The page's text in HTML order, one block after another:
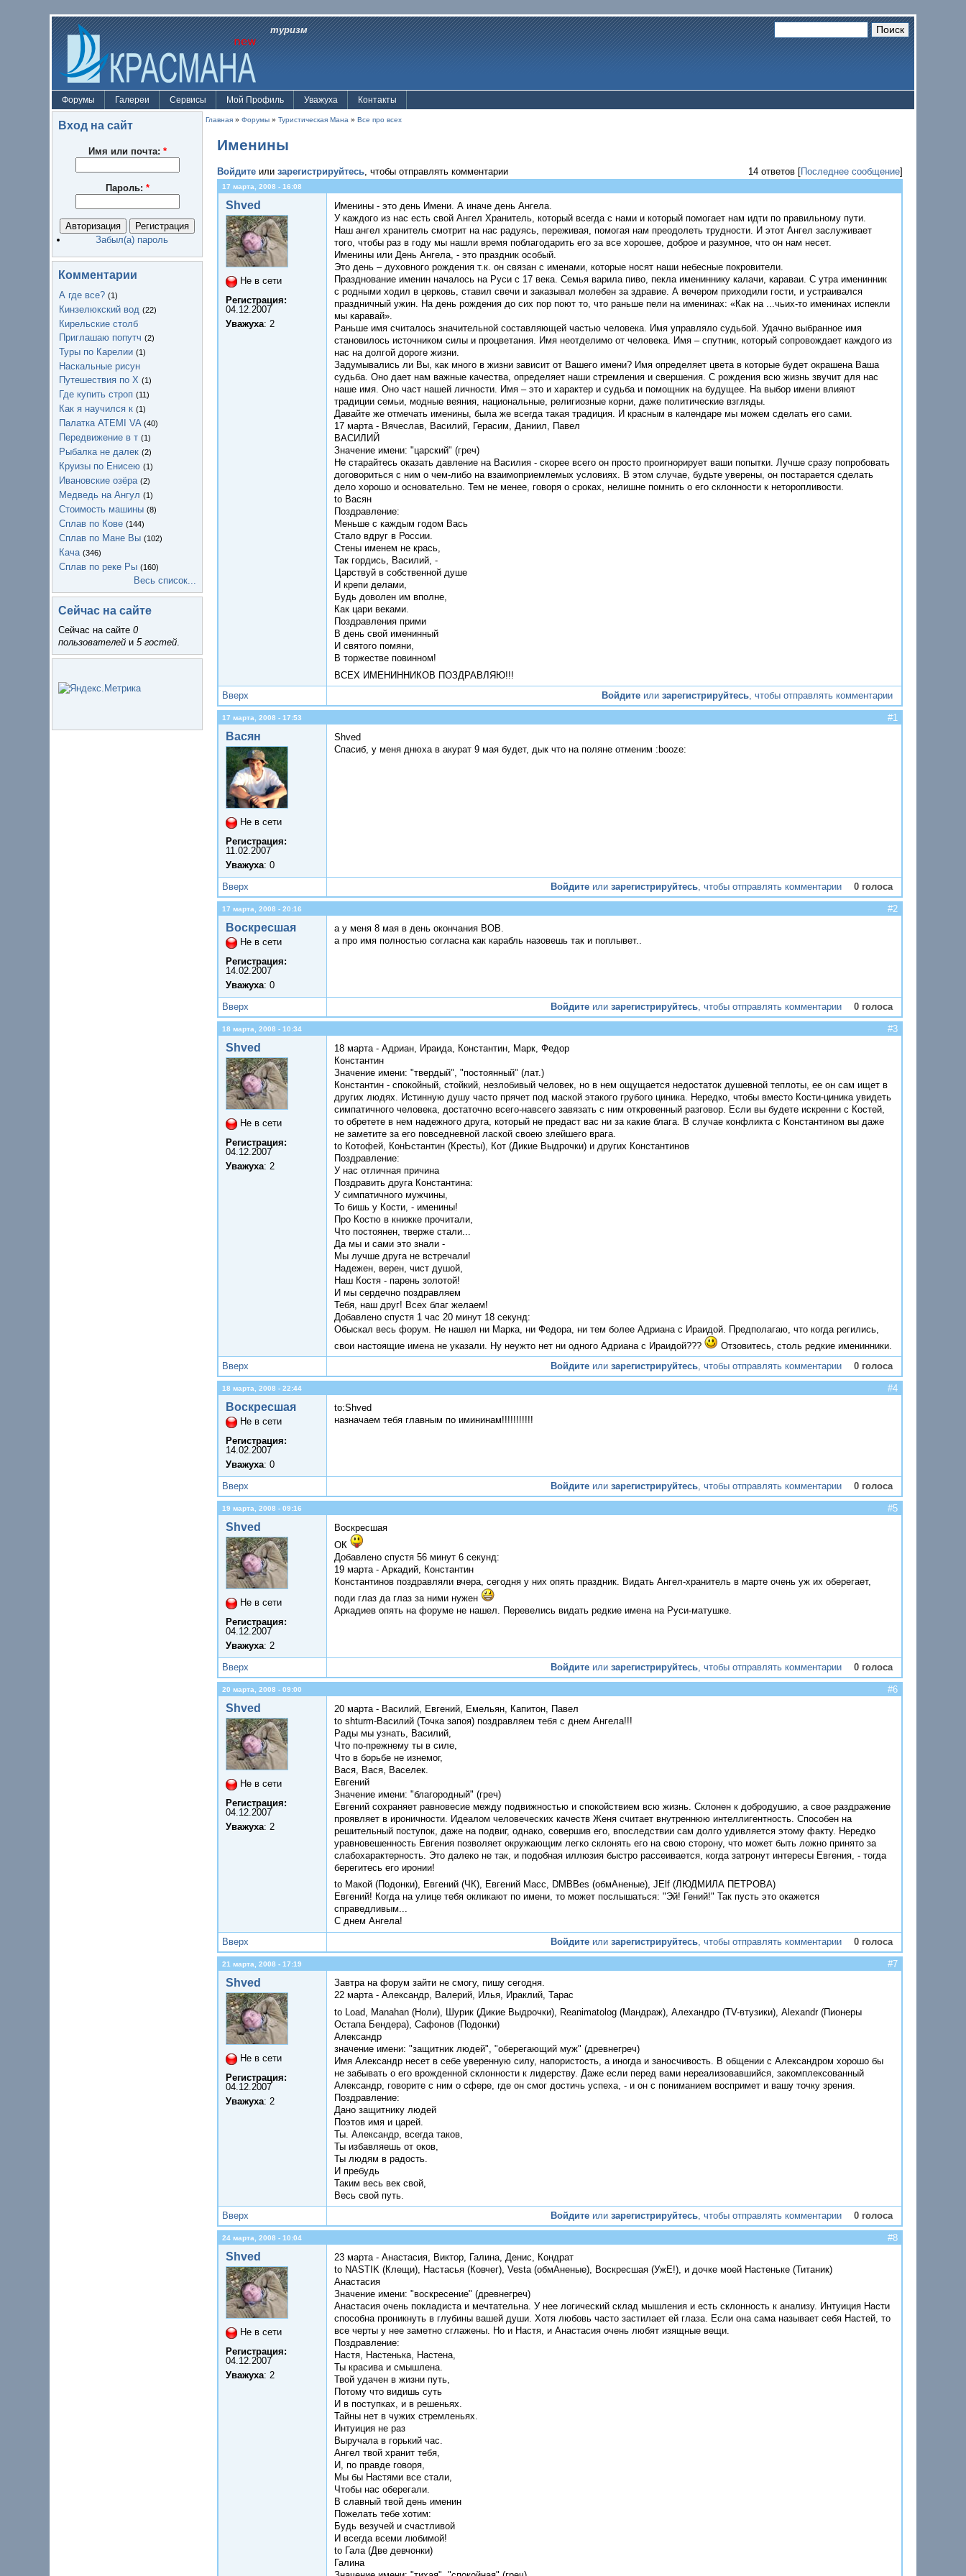
туризм
Форумы Галереи Сервисы Мой Профиль Уважуха Контакты
Вход на сайт
Имя или почта: *
Пароль: *
Забыл(а) пароль
Комментарии
А где все? (1)
Кинзелюкский вод (22)
Кирельские столб
Приглашаю попутч (2)
Туры по Карелии (1)
Наскальные рисун
Путешествия по Х (1)
Где купить строп (11)
Как я научился к (1)
Палатка ATEMI VA (40)
Передвижение в т (1)
Рыбалка не далек (2)
Круизы по Енисею (1)
Ивановские озёра (2)
Медведь на Ангул (1)
Стоимость машины (8)
Сплав по Кове (144)
Сплав по Мане Вы (102)
Кача (346)
Сплав по реке Ры (160)
Весь список...
Сейчас на сайте
Сейчас на сайте 0
пользователей и 5 гостей.
Главная » Форумы » Туристическая Мана » Все про всех
Именины
Войдите или зарегистрируйтесь, чтобы отправлять комментарии 14 ответов [Последнее сообщение]
17 марта, 2008 - 16:08
Shved
Не в сети
Регистрация:
04.12.2007
Уважуха: 2
Именины - это день Имени. А иначе день Ангела.
У каждого из нас есть свой Ангел Хранитель, который всегда с нами и который помогает нам идти по правильному пути.
Наш ангел хранитель смотрит на нас радуясь, переживая, помогая нам преодолеть трудности. И этот Ангел заслуживает
того, чтобы раз в году мы нашли время поблагодарить его за все хорошее, доброе и разумное, что он нам несет.
Именины или День Ангела, - это праздник особый.
Это день – духовного рождения т.к. он связан с именами, которые носят наши небесные покровители.
Празднование именин началось на Руси с 17 века. Семья варила пиво, пекла имениннику калачи, караваи. С утра именинник
с родными ходил в церковь, ставил свечи и заказывал молебен за здравие. А вечером приходили гости, и устраивался
праздничный ужин. На день рождения до сих пор поют то, что раньше пели на именинах: «Как на ...чьих-то именинах испекли
мы каравай».
Раньше имя считалось значительной составляющей частью человека. Имя управляло судьбой. Удачно выбранное имя
становилось источником силы и процветания. Имя неотделимо от человека. Имя – спутник, который сопровождает каждого из
нас на долгой дороге жизни.
Задумывались ли Вы, как много в жизни зависит от Вашего имени? Имя определяет цвета в которые будет окрашена Ваша
судьба. Оно дает нам важные качества, определяет наши стремления и свершения. С рождения всю жизнь звучит для нас
наше имя. Оно част нашей личности. Имя – это и характер и судьба и помощник на будущее. На выбор имени влияют
традиции семьи, модные веяния, национальные, религиозные корни, даже политические взгляды.
Давайте же отмечать именины, была же всегда такая традиция. И красным в календаре мы можем сделать его сами.
17 марта - Вячеслав, Василий, Герасим, Даниил, Павел
ВАСИЛИЙ
Значение имени: "царский" (греч)
Не старайтесь оказать давление на Василия - скорее всего он просто проигнорирует ваши попытки. Лучше сразу попробовать
договориться с ним о чем-либо на взаимоприемлемых условиях. В этом случае, будьте уверены, он постарается сделать
дело хорошо и основательно. Тем не менее, говоря о сроках, нелишне помнить о его склонности к неторопливости.
to Васян
Поздравление:
Меньше с каждым годом Вась
Стало вдруг в России.
Стены именем не крась,
Так гордись, Василий, -
Царствуй в собственной душе
И крепи делами,
Будь доволен им вполне,
Как цари веками.
Поздравления прими
В день свой именинный
И святого помяни,
В торжестве повинном!
ВСЕХ ИМЕНИННИКОВ ПОЗДРАВЛЯЮ!!!
Вверх
Войдите илизарегистрируйтесь, чтобы отправлять комментарии
17 марта, 2008 - 17:53 #1
Васян
Не в сети
Регистрация:
11.02.2007
Уважуха: 0
Shved
Спасиб, у меня днюха в акурат 9 мая будет, дык что на поляне отменим :booze:
Вверх Войдите илизарегистрируйтесь, чтобы отправлять комментарии 0 голоса
17 марта, 2008 - 20:16 #2
Воскресшая
Не в сети
Регистрация:
14.02.2007
Уважуха: 0
а у меня 8 мая в день окончания ВОВ.
а про имя полностью согласна как карабль назовешь так и поплывет..
Вверх Войдите илизарегистрируйтесь, чтобы отправлять комментарии 0 голоса
18 марта, 2008 - 10:34 #3
Shved
Не в сети
Регистрация:
04.12.2007
Уважуха: 2
18 марта - Адриан, Ираида, Константин, Марк, Федор
Константин
Значение имени: "твердый", "постоянный" (лат.)
Константин - спокойный, стойкий, незлобивый человек, но в нем ощущается недостаток душевной теплоты, ее он сам ищет в
других людях. Истинную душу часто прячет под маской этакого грубого циника. Нередко, чтобы вместо Кости-циника увидеть
симпатичного человека, достаточно всего-навсего завязать с ним откровенный разговор. Если вы будете искренни с Костей,
то обретете в нем надежного друга, который не предаст вас ни за какие блага. В случае конфликта с Константином вы даже
не заметите за его повседневной лаской своею злейшего врага.
to Котофей, КонЬстантин (Кресты), Кот (Дикие Выдрочки) и других Константинов
Поздравление:
У нас отличная причина
Поздравить друга Константина:
У симпатичного мужчины,
То бишь у Кости, - именины!
Про Костю в книжке прочитали,
Что постоянен, тверже стали...
Да мы и сами это знали -
Мы лучше друга не встречали!
Надежен, верен, чист душой,
Наш Костя - парень золотой!
И мы сердечно поздравляем
Тебя, наш друг! Всех благ желаем!
Добавлено спустя 1 час 20 минут 18 секунд:
Обыскал весь форум. Не нашел ни Марка, ни Федора, ни тем более Адриана с Ираидой. Предполагаю, что когда регились,
свои настоящие имена не указали. Ну неужто нет ни одного Адриана с Ираидой???
Отзовитесь, столь редкие именинники.
Вверх
Войдите илизарегистрируйтесь, чтобы отправлять комментарии 0 голоса
18 марта, 2008 - 22:44 #4
Воскресшая
Не в сети
Регистрация:
14.02.2007
Уважуха: 0
to:Shved
назначаем тебя главным по имининам!!!!!!!!!!!
Вверх Войдите илизарегистрируйтесь, чтобы отправлять комментарии 0 голоса
19 марта, 2008 - 09:16 #5
Shved
Не в сети
Регистрация:
04.12.2007
Уважуха: 2
Воскресшая
ОК
Добавлено спустя 56 минут 6 секунд:
19 марта - Аркадий, Константин
Константинов поздравляли вчера, сегодня у них опять праздник. Видать Ангел-хранитель в марте очень уж их оберегает,
поди глаз да глаз за ними нужен
Аркадиев опять на форуме не нашел. Перевелись видать редкие имена на Руси-матушке.
Вверх Войдите илизарегистрируйтесь, чтобы отправлять комментарии 0 голоса
20 марта, 2008 - 09:00 #6
Shved
Не в сети
Регистрация:
04.12.2007
Уважуха: 2
20 марта - Василий, Евгений, Емельян, Капитон, Павел
to shturm-Василий (Точка запоя) поздравляем тебя с днем Ангела!!!
Рады мы узнать, Василий,
Что по-прежнему ты в силе,
Что в борьбе не изнемог,
Вася, Вася, Васелек.
Евгений
Значение имени: "благородный" (греч)
Евгений сохраняет равновесие между подвижностью и спокойствием всю жизнь. Склонен к добродушию, а свое раздражение
проявляет в ироничности. Идеалом человеческих качеств Женя считает внутреннюю интеллигентность. Способен на
решительный поступок, даже на подвиг, однако, совершив его, впоследствии сам долго удивляется этому факту. Нередко
уравновешенность Евгения позволяет окружающим легко склонять его на свою сторону, что может быть ложно принято за
слабохарактерность. Это далеко не так, и подобная иллюзия быстро рассеивается, когда затронут интересы Евгения, - тогда
берегитесь его иронии!
to Макой (Подонки), Евгений (ЧК), Евгений Масс, DMBBes (обмАненые), JElf (ЛЮДМИЛА ПЕТРОВА)
Евгений! Когда на улице тебя окликают по имени, то может послышаться: "Эй! Гений!" Так пусть это окажется
справедливым...
С днем Ангела!
Вверх
Войдите илизарегистрируйтесь , чтобы отправлять комментарии 0 голоса
21 марта, 2008 - 17:19 #7
Shved
Не в сети
Регистрация:
04.12.2007
Уважуха: 2
Завтра на форум зайти не смогу, пишу сегодня.
22 марта - Александр, Валерий, Илья, Ираклий, Тарас
to Load, Manahan (Ноли), Шурик (Дикие Выдрочки), Reanimatolog (Мандраж), Алехандро (TV-втузики), Alexandr (Пионеры
Остапа Бендера), Сафонов (Подонки)
Александр
значение имени: "защитник людей", "оберегающий муж" (древнегреч)
Имя Александр несет в себе уверенную силу, напористость, а иногда и заносчивость. В общении с Александром хорошо бы
не забывать о его врожденной склонности к лидерству. Даже если перед вами нереализовавшийся, закомплексованный
Александр, говорите с ним о сфере, где он смог достичь успеха, - и он с пониманием воспримет и вашу точку зрения.
Поздравление:
Дано защитнику людей
Поэтов имя и царей.
Ты. Александр, всегда таков,
Ты избавляешь от оков,
Ты людям в радость.
И пребудь
Таким весь век свой,
Весь свой путь.
Вверх
Войдите илизарегистрируйтесь, чтобы отправлять комментарии 0 голоса
24 марта, 2008 - 10:04 #8
Shved
Не в сети
Регистрация:
04.12.2007
Уважуха: 2
23 марта - Анастасия, Виктор, Галина, Денис, Кондрат
to NASTIK (Клещи), Настасья (Ковчег), Vesta (обмАненые), Воскресшая (УжЕ!), и дочке моей Настеньке (Титаник)
Анастасия
Значение имени: "воскресение" (древнегреч)
Анастасия очень покладиста и мечтательна. У нее логический склад мышления и есть склонность к анализу. Интуиция Насти
способна проникнуть в глубины вашей души. Хотя любовь часто застилает ей глаза. Если она сама называет себя Настей, то
все черты у нее заметно сглажены. Но и Настя, и Анастасия очень любят изящные вещи.
Поздравление:
Настя, Настенька, Настена,
Ты красива и смышлена.
Твой удачен в жизни путь,
Потому что видишь суть
И в поступках, и в решеньях.
Тайны нет в чужих стремленьях.
Интуиция не раз
Выручала в горький час.
Ангел твой хранит тебя,
И, по правде говоря,
Мы бы Настями все стали,
Чтобы нас оберегали.
В славный твой день именин
Пожелать тебе хотим:
Будь везучей и счастливой
И всегда всеми любимой!
to Гала (Две девчонки)
Галина